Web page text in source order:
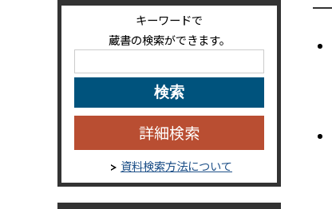
キーワードで
蔵書の検索ができます。
詳細検索
資料検索方法について